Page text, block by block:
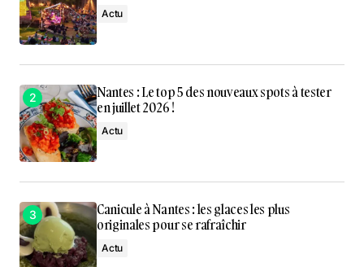
Actu
Nantes : Le top 5 des nouveaux spots à tester
en juillet 2026 !
Actu
Canicule à Nantes : les glaces les plus
originales pour se rafraîchir
Actu